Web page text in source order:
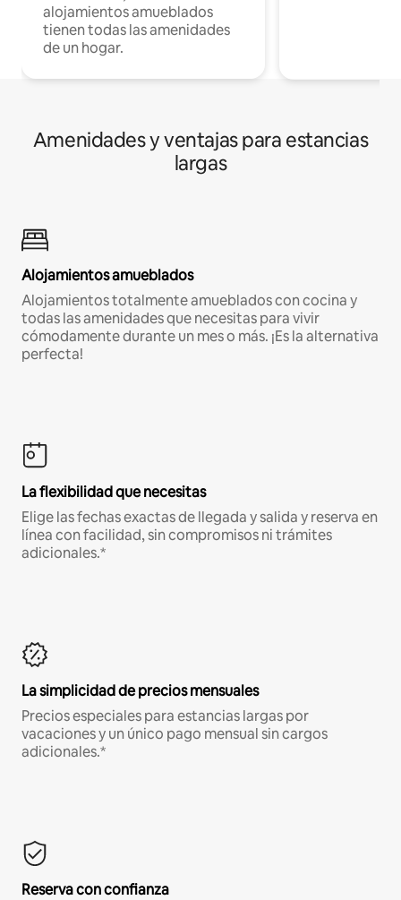
alojamientos amueblados
tienen todas las amenidades
de un hogar.
Amenidades y ventajas para estancias
largas
Alojamientos amueblados
Alojamientos totalmente amueblados con cocina y
todas las amenidades que necesitas para vivir
cómodamente durante un mes o más. ¡Es la alternativa
perfecta!
La flexibilidad que necesitas
Elige las fechas exactas de llegada y salida y reserva en
línea con facilidad, sin compromisos ni trámites
adicionales.*
La simplicidad de precios mensuales
Precios especiales para estancias largas por
vacaciones y un único pago mensual sin cargos
adicionales.*
Reserva con confianza